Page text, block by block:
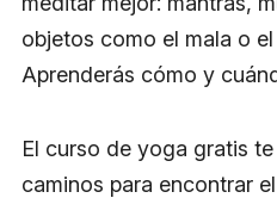
objetos como el mala o
Aprenderás cómo y
El curso de yoga gratis
caminos para encontrar